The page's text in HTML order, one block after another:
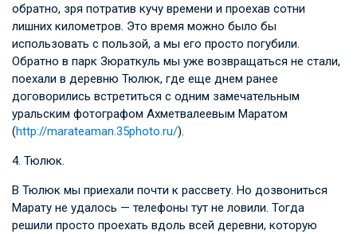
обратно, зря потратив кучу времени и проехав сотни
лишних километров. Это время можно было бы
использовать с пользой, а мы его просто погубили.
Обратно в парк Зюраткуль мы уже возвращаться не стали,
поехали в деревню Тюлюк, где еще днем ранее
договорились встретиться с одним замечательным
уральским фотографом Ахметвалеевым Маратом
(http://marateaman.35photo.ru/).
4. Тюлюк.
В Тюлюк мы приехали почти к рассвету. Но дозвониться
Марату не удалось — телефоны тут не ловили. Тогда
решили просто проехать вдоль всей деревни, которую